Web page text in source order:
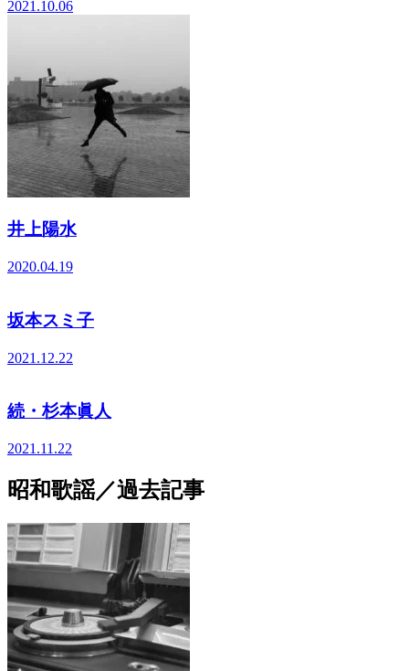
2021.10.06
井上陽水
2020.04.19
坂本スミ子
2021.12.22
続・杉本眞人
2021.11.22
昭和歌謡／過去記事